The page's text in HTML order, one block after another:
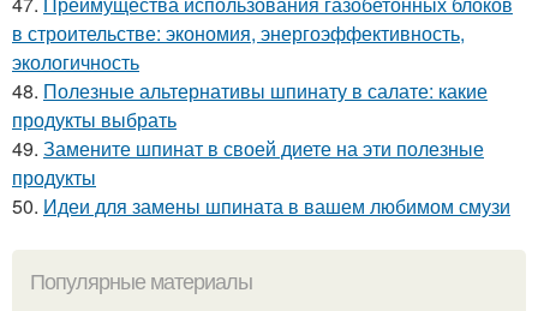
в строительстве: экономия, энергоэффективность,
экологичность
48. Полезные альтернативы шпинату в салате: какие
продукты выбрать
49. Замените шпинат в своей диете на эти полезные
продукты
50. Идеи для замены шпината в вашем любимом смузи
Популярные материалы